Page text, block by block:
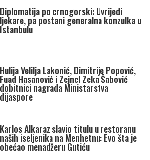
Diplomatija po crnogorski: Uvrijedi
ljekare, pa postani generalna konzulka u
Istanbulu
Hulija Velilja Lakonić, Dimitrije Popović,
Fuad Hasanović i Zejnel Zeka Šabović
dobitnici nagrada Ministarstva
dijaspore
Karlos Alkaraz slavio titulu u restoranu
naših iseljenika na Menhetnu: Evo šta je
obećao menadžeru Gutiću